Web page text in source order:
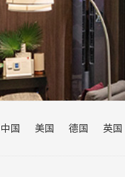
中国 美国 德国 英国